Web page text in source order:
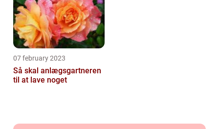
07 february 2023
Så skal anlægsgartneren
til at lave noget